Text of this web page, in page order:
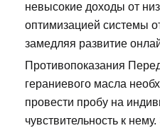
невысокие доходы от
оптимизацией системы
замедляя развитие
Противопоказания
гераниевого масла
провести пробу на
чувствительность к